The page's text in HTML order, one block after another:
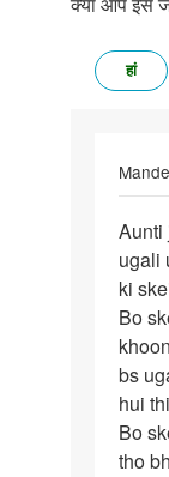
हां
Aunti
ji
JB
Mene
yoni
me…
Aunti
ugali
ki
Bo
bs
hui
Bo
tho